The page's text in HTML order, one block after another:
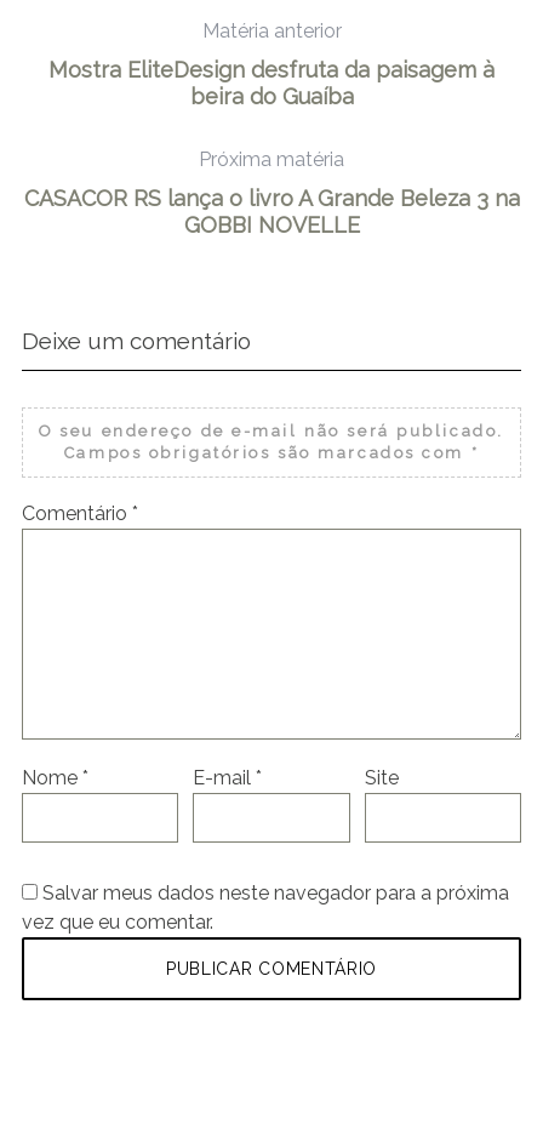
Matéria anterior
Mostra EliteDesign desfruta da paisagem à
beira do Guaíba
Próxima matéria
CASACOR RS lança o livro A Grande Beleza 3 na
GOBBI NOVELLE
Deixe um comentário
O seu endereço de e-mail não será publicado.
Campos obrigatórios são marcados com *
Comentário *
Nome * E-mail* Site
Salvar meus dados neste navegador para a próxima
vez que eu comentar.